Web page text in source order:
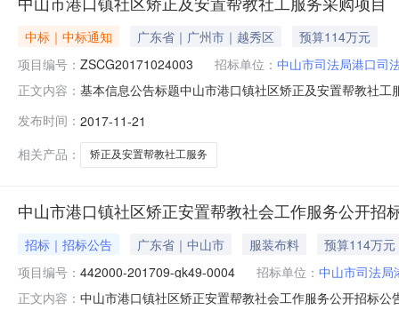
中标｜中标通知 广东省｜广州市｜越秀区
预算114万元
项目编号： ZSCG20171024003 招标单位： 中山市司法局港口司
正文内容： 基本信息公告标题中山市港口镇社区矫正及安置帮教社
目中标（成交）供应商代码524420005901202556中标
发布时间： 2017-11-21
相关产品：
矫正及安置帮教社工服务
中山市港口镇社区矫正安置帮教社会工作服务公开招
招标｜招标公告 广东省｜中山市 服装布料
预算114万元
项目编号： 442000-201709-gk49-0004 招标单位： 中山市司法局
正文内容： 中山市港口镇社区矫正安置帮教社会工作服务公开招标